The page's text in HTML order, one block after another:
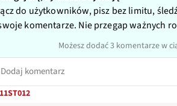
do użytkowników, pisz bez limitu,
komentarze. Nie przegap ważnych
Możesz dodać 3 komentarze w
Dodaj komentarz